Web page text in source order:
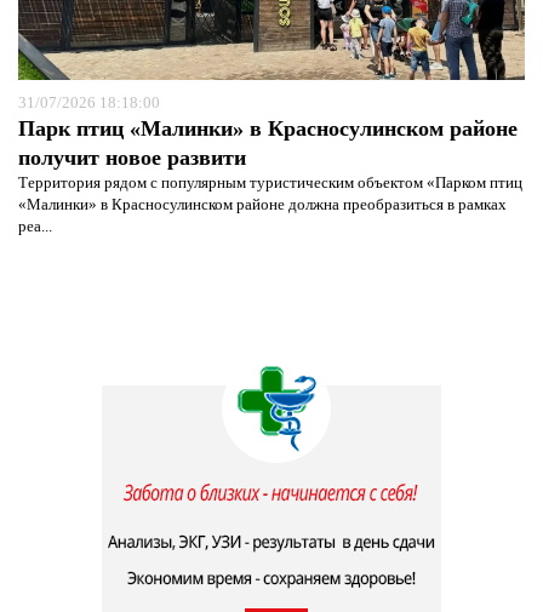
31/07/2026 18:18:00
Парк птиц «Малинки» в Красносулинском районе
получит новое развити
Территория рядом с популярным туристическим объектом «Парком птиц
«Малинки» в Красносулинском районе должна преобразиться в рамках
реа...